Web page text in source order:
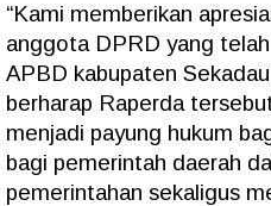
“Kami memberikan
anggota DPRD yang
APBD kabupaten
berharap Raperda
menjadi payung hukum
bagi pemerintah daerah
pemerintahan sekaligus